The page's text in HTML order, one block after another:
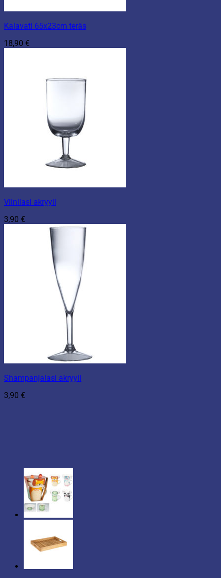
Kalavati 65x23cm teräs
18,90 €
Viinilasi akryyli
3,90 €
Shampanjalasi akryyli
3,90 €